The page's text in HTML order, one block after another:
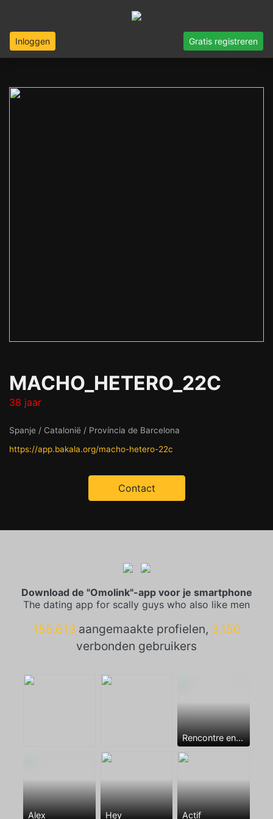
Inloggen Gratis registreren
MACHO_HETERO_22C
38 jaar
Spanje / Catalonië / Província de Barcelona
https://app.bakala.org/macho-hetero-22c
Contact
Download de "Omolink"-app voor je smartphone
The dating app for scally guys who also like men
155.613 aangemaakte profielen, 3.150
verbonden gebruikers
Rencontre entre mecs
Alex Hey Actif